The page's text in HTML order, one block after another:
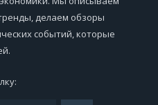
делаем обзоры
событий, которые